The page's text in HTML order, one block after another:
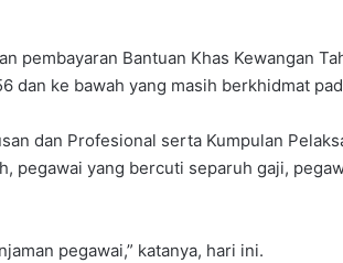
pembayaran Bantuan Khas Kewangan
dan ke bawah yang masih berkhidmat
dan Profesional serta Kumpulan
pegawai yang bercuti separuh gaji,
pegawai,” katanya, hari ini.